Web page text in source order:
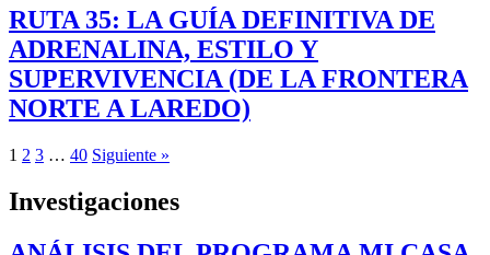
RUTA 35: LA GUÍA DEFINITIVA DE
ADRENALINA, ESTILO Y
SUPERVIVENCIA (DE LA FRONTERA
NORTE A LAREDO)
1 2 3 … 40 Siguiente »
Investigaciones